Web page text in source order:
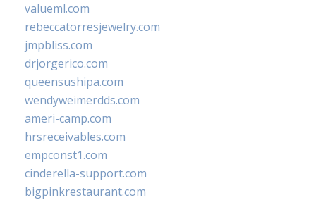
valueml.com
rebeccatorresjewelry.com
jmpbliss.com
drjorgerico.com
queensushipa.com
wendyweimerdds.com
ameri-camp.com
hrsreceivables.com
empconst1.com
cinderella-support.com
bigpinkrestaurant.com